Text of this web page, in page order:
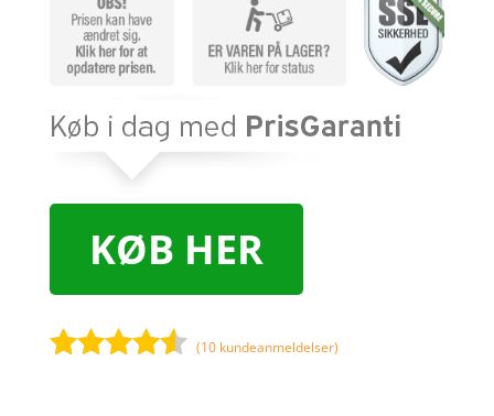
KØB HER
(10 kundeanmeldelser)